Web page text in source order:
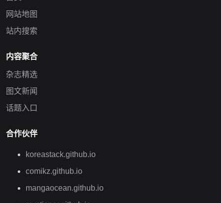
网站地图
站内搜索
内容聚合
杂志精选
图文新闻
话题入口
合作伙伴
koreastack.github.io
comikz.github.io
mangaocean.github.io